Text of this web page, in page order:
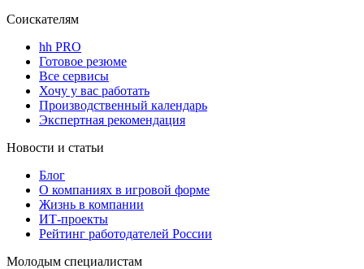
Соискателям
hh PRO
Готовое резюме
Все сервисы
Хочу у вас работать
Производственный календарь
Экспертная рекомендация
Новости и статьи
Блог
О компаниях в игровой форме
Жизнь в компании
ИТ-проекты
Рейтинг работодателей России
Молодым специалистам